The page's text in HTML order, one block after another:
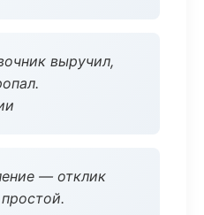
выручил,
— отклик